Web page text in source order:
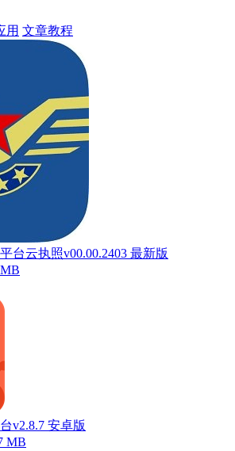
用 文章教程
台云执照v00.00.2403 最新版
v2.8.7 安卓版
MB